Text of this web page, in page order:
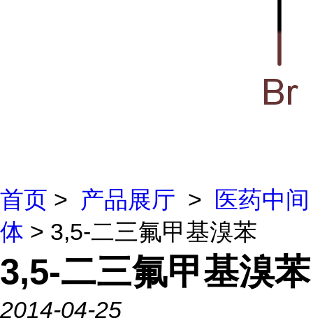
首页 > 产品展厅 >
医药中间
体 > 3,5-二三氟甲基溴苯
3,5-二三氟甲基溴苯
2014-04-25